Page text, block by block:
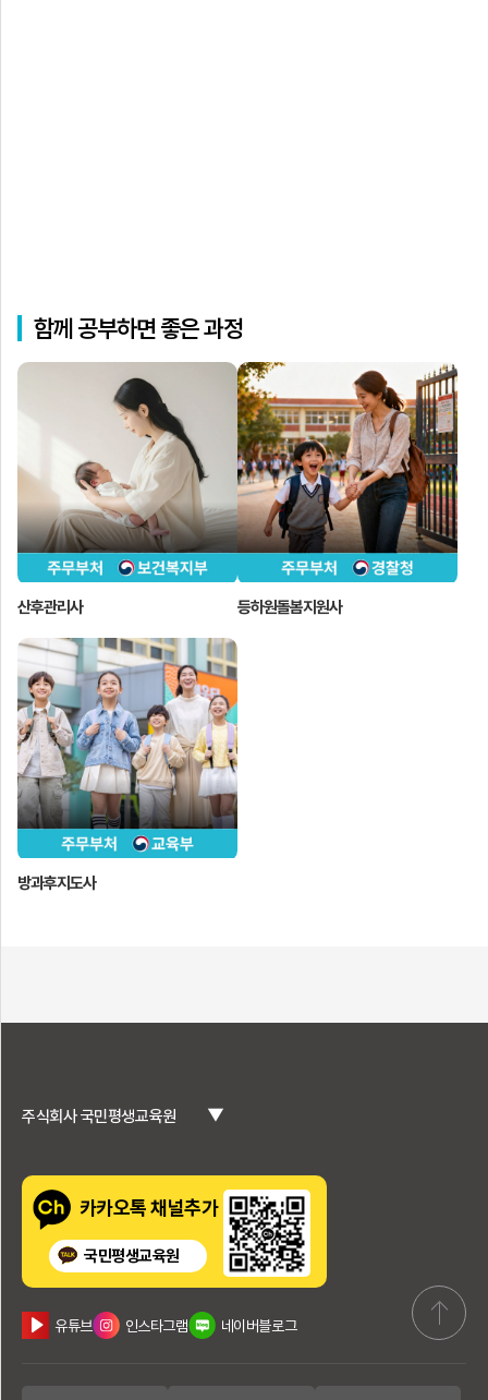
함께 공부하면 좋은 과정
산후관리사 등하원돌봄지원사
방과후지도사
주식회사 국민평생교육원 ▼
카카오톡 채널추가
국민평생교육원
유튜브 인스타그램 네이버블로그